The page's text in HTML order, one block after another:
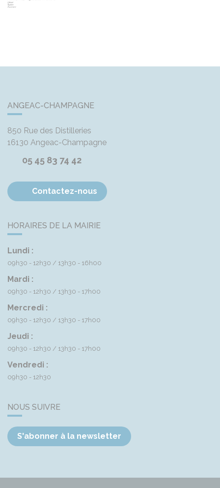
ANGEAC-CHAMPAGNE
850 Rue des Distilleries
16130 Angeac-Champagne
05 45 83 74 42
Contactez-nous
HORAIRES DE LA MAIRIE
Lundi :
09h30 - 12h30 13h30 - 16h00
Mardi :
09h30 - 12h30 13h30 - 17h00
Mercredi :
09h30 - 12h30 13h30 - 17h00
Jeudi :
09h30 - 12h30 13h30 - 17h00
Vendredi :
09h30 - 12h30
NOUS SUIVRE
S'abonner à la newsletter